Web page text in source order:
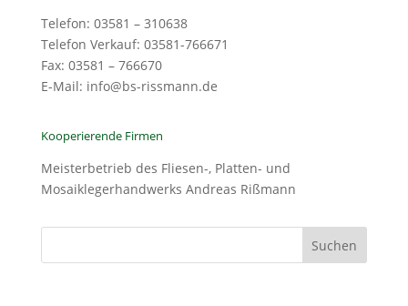
Telefon: 03581 – 310638
Telefon Verkauf: 03581-766671
Fax: 03581 – 766670
E-Mail: info@bs-rissmann.de
Kooperierende Firmen
Meisterbetrieb des Fliesen-, Platten- und
Mosaiklegerhandwerks Andreas Rißmann